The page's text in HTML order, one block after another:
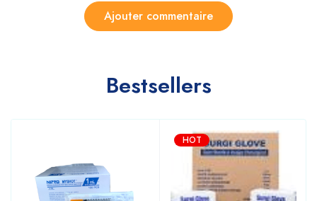
Bestsellers
HOT